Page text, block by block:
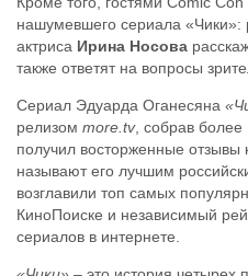
нашумевшего сериала «Чики»:
актриса Ирина Носова
также ответят на вопросы
Сериал Эдуарда Оганесяна
релизом more.tv, собрав
получил восторженные отзывы
называют его лучшим
возглавили топ самых
КиноПоиске и независимый
сериалов в интернете.